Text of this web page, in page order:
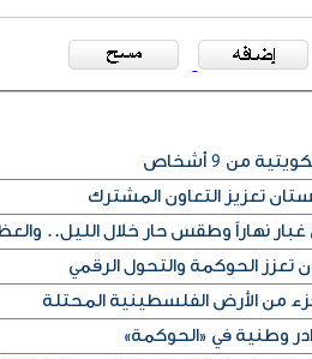
من 9 أشخاص
تعزيز التعاون المشترك
غبار نهاراً وطقس حار خلال الليل..
الحوكمة والتحول الرقمي
من الأرض الفلسطينية المحتلة